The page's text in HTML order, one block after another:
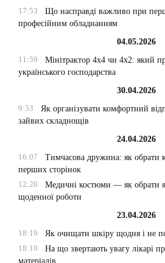
17:53
Що насправді важливо при
професійним обладнанням
04.05.2026
11:59
Мінітрактор 4х4 чи 4х2: який
українського господарства
30.04.2026
9:53
Як організувати комфортний
зайвих складнощів
24.04.2026
16:07
Тимчасова дружина: як обрати
перших сторінок
12:20
Медичні костюми — як обрати
щоденної роботи
23.04.2026
18:19
Як очищати шкіру щодня і не
18:10
На що звертають увагу лікарі
матеріалів